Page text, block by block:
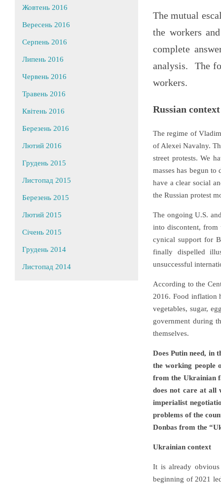
The mutual
the workers
complete
analysis. The
workers.
Russian context
The regime of
of Alexei Navalny.
street protests. We
masses has begun
have a clear social
the Russian protest
The ongoing U.S.
into discontent, from
cynical support for
finally dispelled
unsuccessful
According to the
2016. Food inflation
vegetables, sugar,
government during
themselves.
Does Putin need, in
the working people
from the Ukrainian
does not care at all
imperialist
problems of the
Donbas from the
Ukrainian context
It is already
beginning of 2021
Жовтень 2016
Вересень 2016
Серпень 2016
Липень 2016
Червень 2016
Травень 2016
Квітень 2016
Березень 2016
Лютий 2016
Грудень 2015
Листопад 2015
Березень 2015
Лютий 2015
Січень 2015
Грудень 2014
Листопад 2014